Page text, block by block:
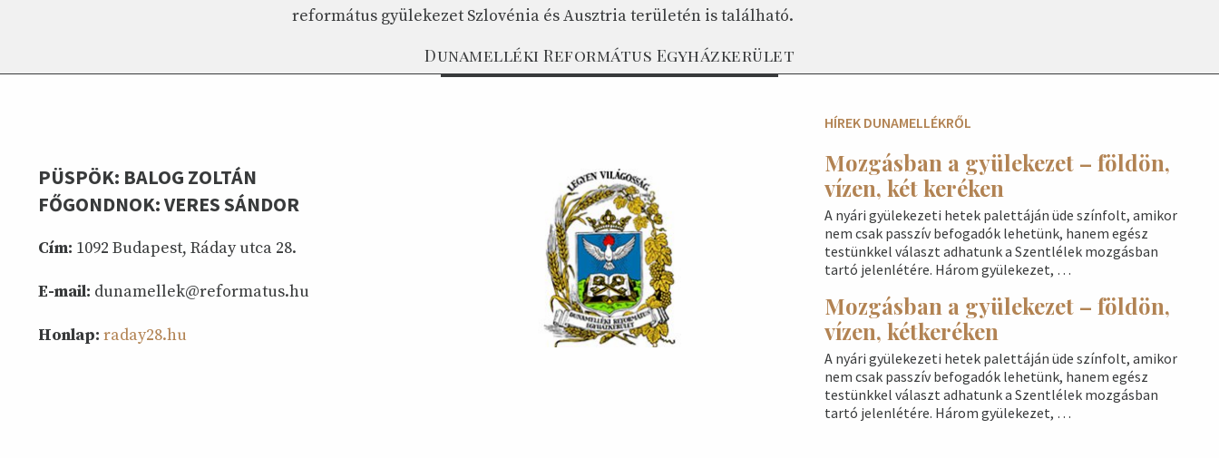
református gyülekezet Szlovénia és Ausztria területén is található.
Dunamelléki Református Egyházkerület
PÜSPÖK: BALOG ZOLTÁN
FŐGONDNOK: VERES SÁNDOR
Cím: 1092 Budapest, Ráday utca 28.
E-mail: dunamellek@reformatus.hu
Honlap: raday28.hu
HÍREK DUNAMELLÉKRŐL
Mozgásban a gyülekezet – földön,
vízen, két keréken
A nyári gyülekezeti hetek palettáján üde színfolt, amikor
nem csak passzív befogadók lehetünk, hanem egész
testünkkel választ adhatunk a Szentlélek mozgásban
tartó jelenlétére. Három gyülekezet, …
Mozgásban a gyülekezet – földön,
vízen, kétkeréken
A nyári gyülekezeti hetek palettáján üde színfolt, amikor
nem csak passzív befogadók lehetünk, hanem egész
testünkkel választ adhatunk a Szentlélek mozgásban
tartó jelenlétére. Három gyülekezet, …